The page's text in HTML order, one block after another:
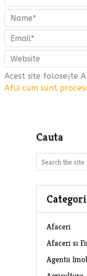
Acest site folosește
Află cum sunt
Cauta
Afaceri
Afaceri si
Agentii